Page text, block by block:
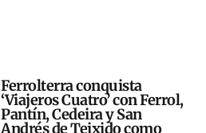
Ferrolterra conquista
‘Viajeros Cuatro’ con Ferrol,
Pantín, Cedeira y San
Andrés de Teixido como